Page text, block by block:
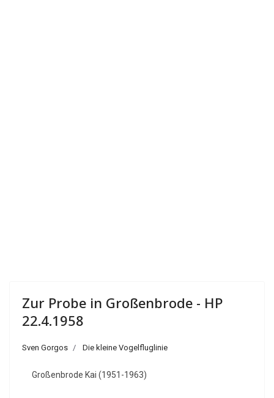
Zur Probe in Großenbrode - HP
22.4.1958
Sven Gorgos Die kleine Vogelfluglinie
Großenbrode Kai (1951-1963)